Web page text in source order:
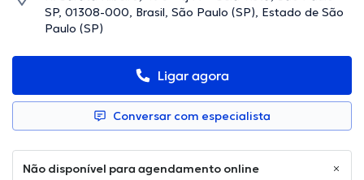
SP, 01308-000, Brasil, São Paulo (SP), Estado de São
Paulo (SP)
Ligar agora
Conversar com especialista
Não disponível para agendamento online